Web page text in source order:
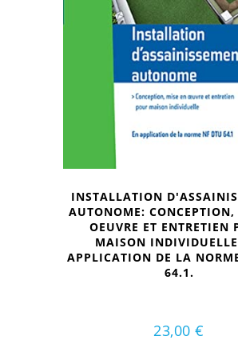
INSTALLATION
AUTONOME: CONCEPTION,
OEUVRE ET ENTRETIEN
MAISON
APPLICATION DE LA
64.1.
23,00€